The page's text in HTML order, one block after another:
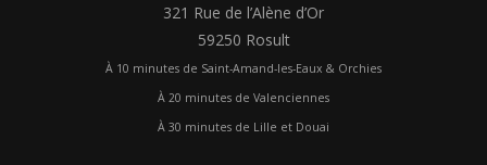
321 Rue de l’Alène d’Or
59250 Rosult
À 10 minutes de Saint-Amand-les-Eaux & Orchies
À 20 minutes de Valenciennes
À 30 minutes de Lille et Douai